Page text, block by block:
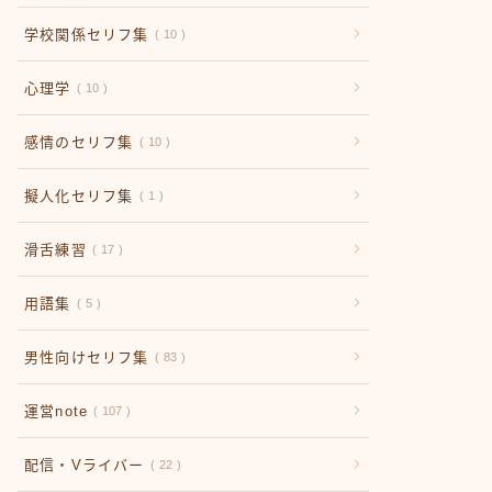
学校関係セリフ集 10
心理学 10
感情のセリフ集 10
擬人化セリフ集 1
滑舌練習 17
用語集 5
男性向けセリフ集 83
運営note 107
配信・Vライバー 22